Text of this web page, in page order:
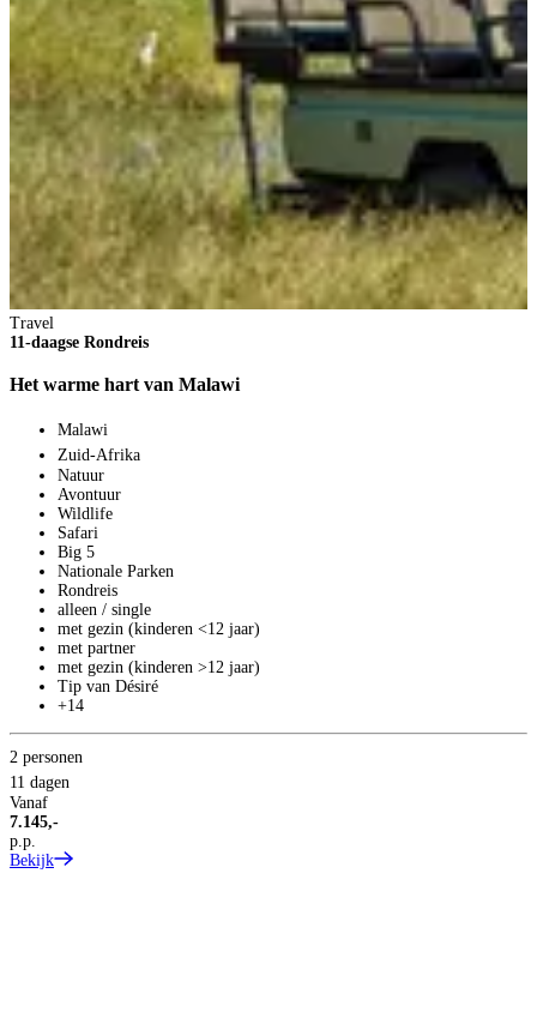
Travel
11-daagse Rondreis
Het warme hart van Malawi
Malawi
Zuid-Afrika
Natuur
Avontuur
Wildlife
Safari
Big 5
Nationale Parken
Rondreis
alleen / single
met gezin (kinderen <12 jaar)
met partner
met gezin (kinderen >12 jaar)
Tip van Désiré
+14
2 personen
11 dagen
Vanaf
7.145,-
p.p.
Bekijk